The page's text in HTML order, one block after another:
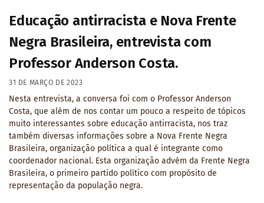
Educação antirracista e Nova Frente
Negra Brasileira, entrevista com
Professor Anderson Costa.
31 DE MARÇO DE 2023
Nesta entrevista, a conversa foi com o Professor Anderson
Costa, que além de nos contar um pouco a respeito de tópicos
muito interessantes sobre educação antirracista, nos traz
também diversas informações sobre a Nova Frente Negra
Brasileira, organização política a qual é integrante como
coordenador nacional. Esta organização advém da Frente Negra
Brasileira, o primeiro partido político com propósito de
representação da população negra.